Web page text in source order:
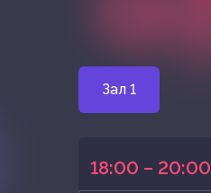
Зал 1
18:00 – 20:00